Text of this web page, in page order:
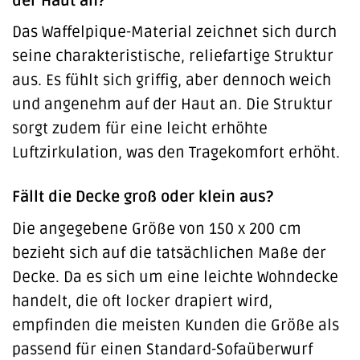
Das Waffelpique-Material zeichnet sich durch
seine charakteristische, reliefartige Struktur
aus. Es fühlt sich griffig, aber dennoch weich
und angenehm auf der Haut an. Die Struktur
sorgt zudem für eine leicht erhöhte
Luftzirkulation, was den Tragekomfort erhöht.
Fällt die Decke groß oder klein aus?
Die angegebene Größe von 150 x 200 cm
bezieht sich auf die tatsächlichen Maße der
Decke. Da es sich um eine leichte Wohndecke
handelt, die oft locker drapiert wird,
empfinden die meisten Kunden die Größe als
passend für einen Standard-Sofaüberwurf